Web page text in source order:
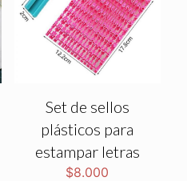
Set de sellos
plásticos para
estampar letras
$8.000